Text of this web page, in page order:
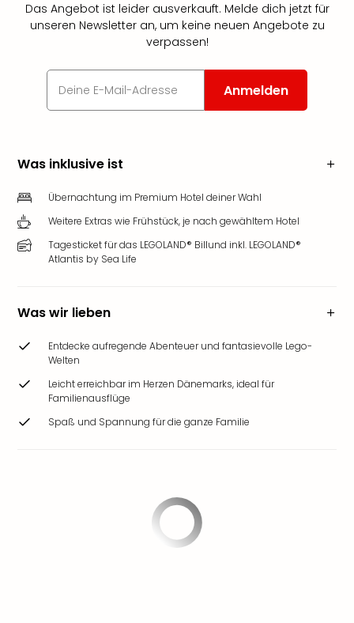
Das Angebot ist leider ausverkauft. Melde dich jetzt für
unseren Newsletter an, um keine neuen Angebote zu
verpassen!
Anmelden
Was inklusive ist
Übernachtung im Premium Hotel deiner Wahl
Weitere Extras wie Frühstück, je nach gewähltem Hotel
Tagesticket für das LEGOLAND® Billund inkl. LEGOLAND®
Atlantis by Sea Life
Was wir lieben
Entdecke aufregende Abenteuer und fantasievolle Lego-
Welten
Leicht erreichbar im Herzen Dänemarks, ideal für
Familienausflüge
Spaß und Spannung für die ganze Familie